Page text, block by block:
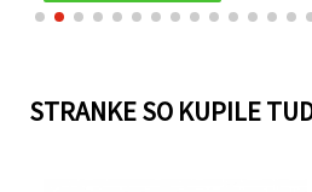
STRANKE SO KUPILE